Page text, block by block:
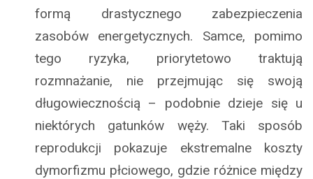
formą drastycznego zabezpieczenia
zasobów energetycznych. Samce, pomimo
tego ryzyka, priorytetowo traktują
rozmnażanie, nie przejmując się swoją
długowiecznością – podobnie dzieje się u
niektórych gatunków węży. Taki sposób
reprodukcji pokazuje ekstremalne koszty
dymorfizmu płciowego, gdzie różnice między